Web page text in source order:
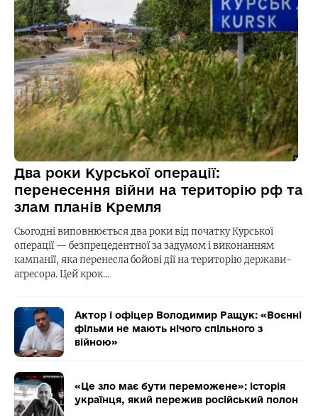
Два роки Курської операції:
перенесення війни на територію рф та
злам планів Кремля
Сьогодні виповнюється два роки від початку Курської
операції — безпрецедентної за задумом і виконанням
кампанії, яка перенесла бойові дії на територію держави-
агресора. Цей крок…
Актор і офіцер Володимир Ращук: «Воєнні
фільми не мають нічого спільного з
війною»
«Це зло має бути переможене»: історія
українця, який пережив російський полон